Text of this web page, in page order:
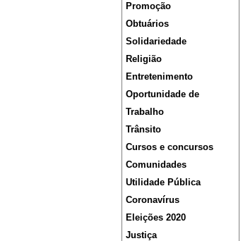
Promoção
Obtuários
Solidariedade
Religião
Entretenimento
Oportunidade de
Trabalho
Trânsito
Cursos e concursos
Comunidades
Utilidade Pública
Coronavírus
Eleições 2020
Justiça